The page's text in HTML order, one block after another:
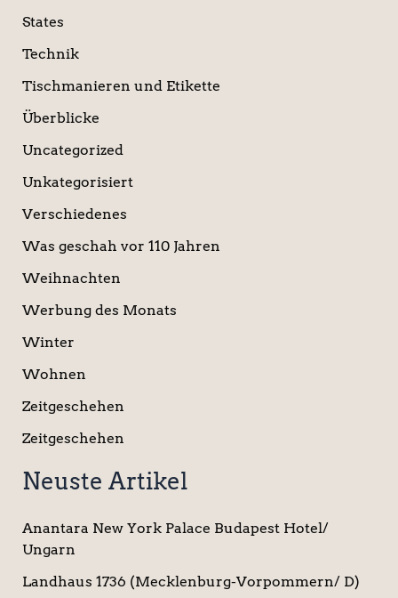
States
Technik
Tischmanieren und Etikette
Überblicke
Uncategorized
Unkategorisiert
Verschiedenes
Was geschah vor 110 Jahren
Weihnachten
Werbung des Monats
Winter
Wohnen
Zeitgeschehen
Zeitgeschehen
Neuste Artikel
Anantara New York Palace Budapest Hotel/
Ungarn
Landhaus 1736 (Mecklenburg-Vorpommern/ D)